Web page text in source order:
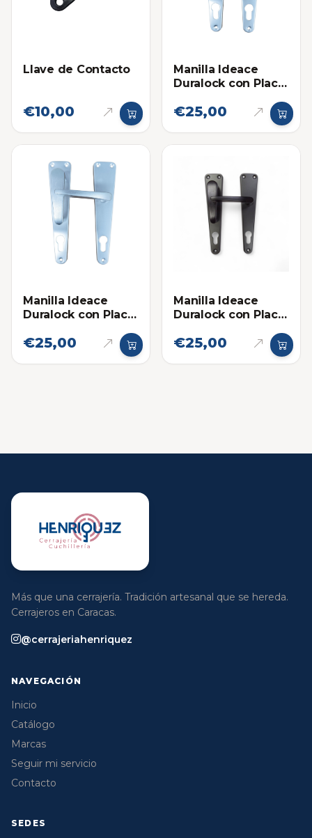
Llave de Contacto
€10,00
Manilla Ideace
Duralock con Placa
Mate Tradicional
€25,00
Manilla Ideace
Duralock con Placa
Mate Tradicional
€25,00
Manilla Ideace
Duralock con Placa
Tradicional 841
€25,00
Más que una cerrajería. Tradición artesanal que se hereda.
Cerrajeros en Caracas.
@cerrajeriahenriquez
NAVEGACIÓN
Inicio
Catálogo
Marcas
Seguir mi servicio
Contacto
SEDES